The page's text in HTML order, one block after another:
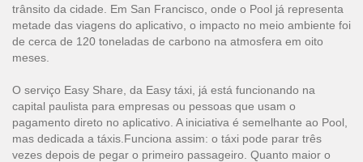
trânsito da cidade. Em San Francisco, onde o Pool já representa
metade das viagens do aplicativo, o impacto no meio ambiente foi
de cerca de 120 toneladas de carbono na atmosfera em oito
meses.
O serviço Easy Share, da Easy táxi, já está funcionando na
capital paulista para empresas ou pessoas que usam o
pagamento direto no aplicativo. A iniciativa é semelhante ao Pool,
mas dedicada a táxis.Funciona assim: o táxi pode parar três
vezes depois de pegar o primeiro passageiro. Quanto maior o